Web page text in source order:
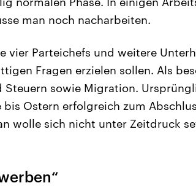
man noch nacharbeiten.
vier Parteichefs und weitere
Fragen erzielen sollen. Als
Steuern sowie Migration.
Ostern erfolgreich zum
wolle sich nicht unter Zeitdruck